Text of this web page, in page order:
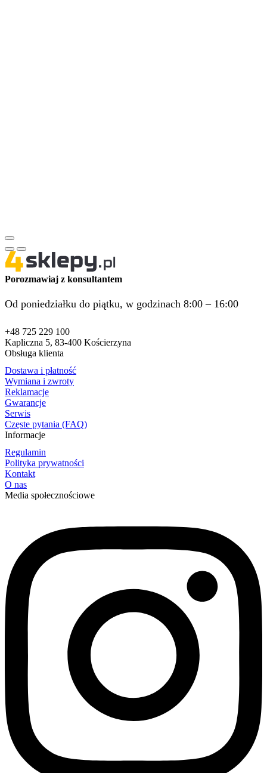
Porozmawiaj z konsultantem
Od poniedziałku do piątku, w godzinach 8:00 – 16:00
+48 725 229 100
Kapliczna 5, 83-400 Kościerzyna
Obsługa klienta
Dostawa i płatność
Wymiana i zwroty
Reklamacje
Gwarancje
Serwis
Częste pytania (FAQ)
Informacje
Regulamin
Polityka prywatności
Kontakt
O nas
Media społecznościowe